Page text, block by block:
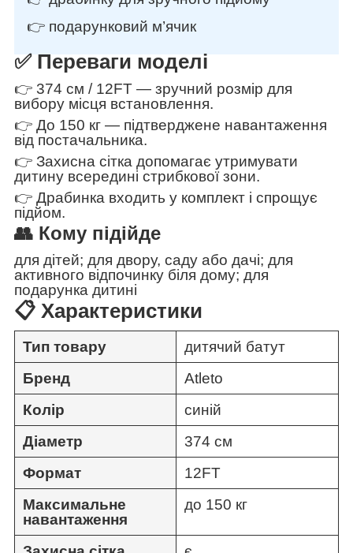
👉 подарунковий м’ячик
✅ Переваги моделі
👉 374 см / 12FT — зручний розмір для
вибору місця встановлення.
👉 До 150 кг — підтверджене навантаження
від постачальника.
👉 Захисна сітка допомагає утримувати
дитину всередині стрибкової зони.
👉 Драбинка входить у комплект і спрощує
підйом.
👥 Кому підійде
для дітей; для двору, саду або дачі; для
активного відпочинку біля дому; для
подарунка дитині
📋 Характеристики
Тип товару
дитячий батут
Бренд
Atleto
Колір
синій
Діаметр
374 см
Формат
12FT
Максимальне
навантаження
до 150 кг